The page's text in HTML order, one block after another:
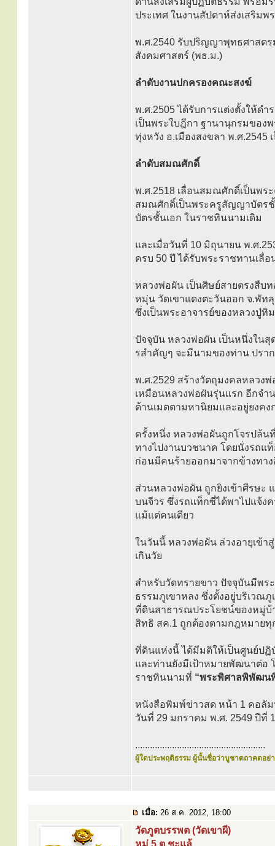
ประเทศ ในงานสัปดาห์ส่งเสริม
พ.ศ.2540 รับปริญญาพุทธศาสต
สังคมศาสตร์ (พธ.ม.)
ลำดับงานปกครองคณะสงฆ์
พ.ศ.2505 ได้รับการแต่งตั้งให้ดำ
เป็นพระใบฎีกา ฐานานุกรมของ
ทุ่งหวัง อ.เมืองสงขลา พ.ศ.2545
ลำดับสมณศักดิ์
พ.ศ.2518 เลื่อนสมณศักดิ์เป็นพ
สมณศักดิ์เป็นพระครูสัญญาบัตร
บัตรชั้นเอก ในราชทินนามเดิม
และเมื่อวันที่ 10 มิถุนายน พ.ศ
ครบ 50 ปี ได้รับพระราชทานเ
หลวงพ่อผัน เป็นศิษย์สายตรงสืบ
หมุ่น วัดเขาแดงตะวันออก จ.พัท
ซึ่งเป็นพระอาจารย์ของหลวงปู่ทิ
ปัจจุบัน หลวงพ่อผัน เป็นหนึ่งใน
รสำคัญๆ จะมีนามของท่าน ปรา
พ.ศ.2529 สร้างวัตถุมงคลหลวง
เหมือนหลวงพ่อผันรุ่นแรก อีกจ
ด้านเมตตามหานิยมและอยู่ยงคง
ครั้งหนึ่ง หลวงพ่อผันถูกโจรปล้น
ทางไปงานบวชนาค โดยนั่งรถแ
ก่อนมีคนร้ายออกมาจากข้างทา
ส่วนหลวงพ่อผัน ถูกยิงเข้าศีรษะ
บนจีวร ซึ่งรถแท็กซี่ได้พาไปแจ้ง
แม้แต่คนเดียว
ในวันนี้ หลวงพ่อผัน ล่วงอายุเข้า
เกินวัย
สำหรับวัดทรายขาว ปัจจุบันมีพ
ธรรมภูเขาหลง ซึ่งตั้งอยู่บริเวณภู
ที่ดินสาธารณประโยชน์ของหมู่บ้
สิทธิ สค.1 ถูกต้องตามกฎหมายทุ
ที่ดินแห่งนี้ ได้มีมติให้เป็นศูนย์ป
และท่านยังมีเป้าหมายพัฒนาต่อ โ
ราชทินนามที่ “พระพิศาลพิพัฒน
หนังสือพิมพ์ข่าวสด หน้า 1 คอลั
วันที่ 29 มกราคม พ.ศ. 2549 ปีที่
.....................................................
ผู้ใดประพฤติธรรม ผู้นั้นชื่อว่าบูชาตถาคตอย่า
เมื่อ: 26 ส.ค. 2012, 18:00
วัดภูตบรรพต (วัดเขาผี)
หมู่ 5 ต.ชะแล้